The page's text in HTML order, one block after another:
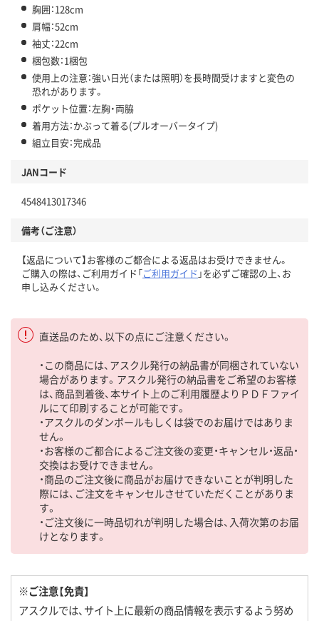
胸囲：128cm
肩幅：52cm
袖丈：22cm
梱包数：1梱包
使用上の注意：強い日光（または照明）を長時間受けますと変色の
恐れがあります。
ポケット位置：左胸・両脇
着用方法：かぶって着る(プルオーバータイプ)
組立目安：完成品
JANコード
4548413017346
備考（ご注意）
【返品について】お客様のご都合による返品はお受けできません。
ご購入の際は、ご利用ガイド「ご利用ガイド 」を必ずご確認の上、お
申し込みください。
直送品のため、以下の点にご注意ください。
・この商品には、アスクル発行の納品書が同梱されていない
場合があります。アスクル発行の納品書をご希望のお客様
は、商品到着後、本サイト上のご利用履歴よりＰＤＦファイ
ルにて印刷することが可能です。
・アスクルのダンボールもしくは袋でのお届けではありま
せん。
・お客様のご都合によるご注文後の変更・キャンセル・返品・
交換はお受けできません。
・商品のご注文後に商品がお届けできないことが判明した
際には、ご注文をキャンセルさせていただくことがありま
す。
・ご注文後に一時品切れが判明した場合は、入荷次第のお届
けとなります。
※ご注意【免責】
アスクルでは、サイト上に最新の商品情報を表示するよう努め